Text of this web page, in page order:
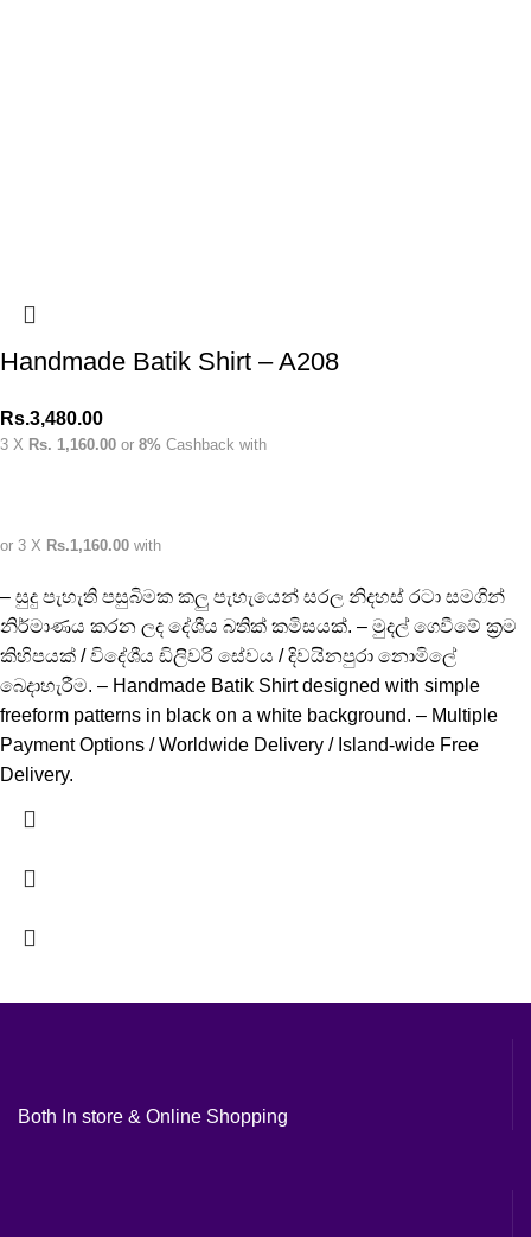
Handmade Batik Shirt – A208
Rs.3,480.00
3 X Rs. 1,160.00 or 8% Cashback with
or 3 X Rs.1,160.00 with
– සුදු පැහැති පසුබිමක කලු පැහැයෙන් සරල නිදහස් රටා සමගින්
නිර්මාණය කරන ලද දේශීය බතික් කමිසයක්. – මුදල් ගෙවීමේ ක්‍රම
කිහිපයක් / විදේශීය ඩිලිවරි සේවය / දිවයිනපුරා නොමිලේ
බෙදාහැරීම. – Handmade Batik Shirt designed with simple
freeform patterns in black on a white background. – Multiple
Payment Options / Worldwide Delivery / Island-wide Free
Delivery.
Both In store & Online Shopping